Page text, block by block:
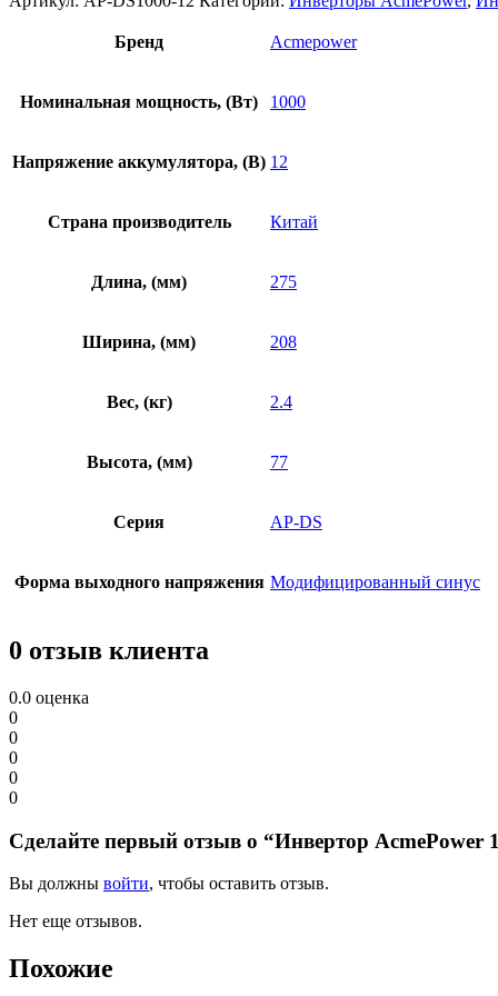
Бренд Acmepower
Номинальная мощность, (Вт) 1000
Напряжение аккумулятора, (В) 12
Страна производитель Китай
Длина, (мм) 275
Ширина, (мм) 208
Вес, (кг) 2.4
Высота, (мм) 77
Серия AP-DS
Форма выходного напряжения Модифицированный синус
0 отзыв клиента
0.0 оценка
0
0
0
0
0
Сделайте первый отзыв о “Инвертор AcmePower
Вы должны войти, чтобы оставить отзыв.
Нет еще отзывов.
Похожие